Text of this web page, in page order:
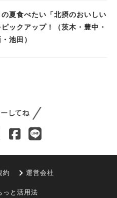
の夏食べたい「北摂のおいしい
ックアップ！（茨木・豊中・
池田）
約 運営会社
っと活用法